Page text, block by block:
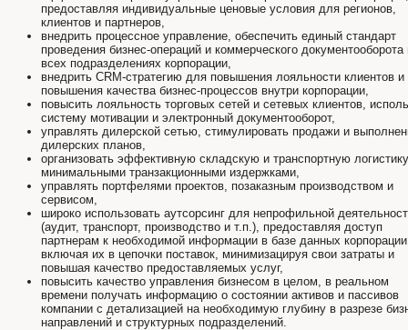
предоставляя индивидуальные ценовые условия для регионов,
клиентов и партнеров,
внедрить процессное управление, обеспечить единый стандарт
проведения бизнес-операций и коммерческого документооборота
всех подразделениях корпорации,
внедрить CRM-стратегию для повышения лояльности клиентов и
повышения качества бизнес-процессов внутри корпорации,
повысить лояльность торговых сетей и сетевых клиентов,
систему мотивации и электронный документооборот,
управлять дилерской сетью, стимулировать продажи и
дилерских планов,
организовать эффективную складскую и транспортную
минимальными транзакционными издержками,
управлять портфелями проектов, позаказным производством и
сервисом,
широко использовать аутсорсинг для непрофильной
(аудит, транспорт, производство и т.п.), предоставляя доступ
партнерам к необходимой информации в базе данных
включая их в цепочки поставок, минимизацируя свои затраты и
повышая качество предоставляемых услуг,
повысить качество управления бизнесом в целом, в реальном
времени получать информацию о состоянии активов и пассивов
компании с детализацией на необходимую глубину в разрезе
направлений и структурных подразделений.